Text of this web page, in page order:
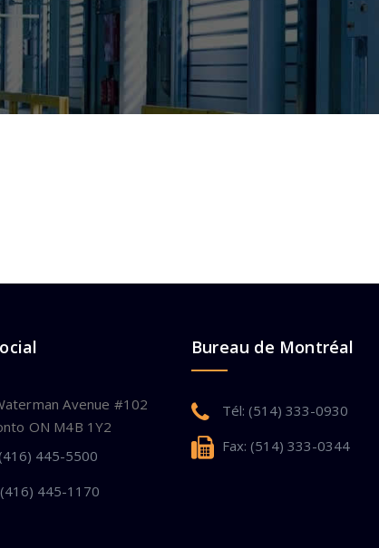
Avenue #102
ON M4B 1Y2
445-5500
(416) 445-1170
Bureau de Montréal
Tél: (514) 333-0930
Fax: (514) 333-0344